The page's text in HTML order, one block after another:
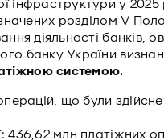
інфраструктури у 2025
розділом V
діяльності банків,
банку України
системою.
що були
436,62 млн платіжних